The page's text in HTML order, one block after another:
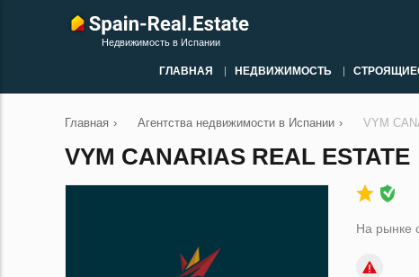
Недвижимость в Испании
ГЛАВНАЯ НЕДВИЖИМОСТЬ
Главная › Агентства недвижимости в Испании › VYM
VYM CANARIAS REAL ESTATE
На рынке